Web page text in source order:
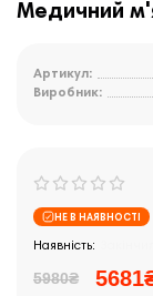
Медичний
Артикул:
Виробник:
НЕ В НАЯВНОСТІ
5980₴